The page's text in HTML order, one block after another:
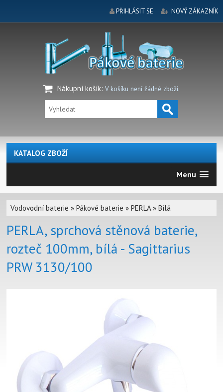
PŘIHLÁSIT SE NOVÝ ZÁKAZNÍK
Nákupní košík: V košíku není žádné zboží.
KATALOG ZBOŽÍ
Menu
Vodovodní baterie »Pákové baterie »PERLA»Bílá
PERLA, sprchová stěnová baterie,
rozteč 100mm, bílá - Sagittarius
PRW 3130/100